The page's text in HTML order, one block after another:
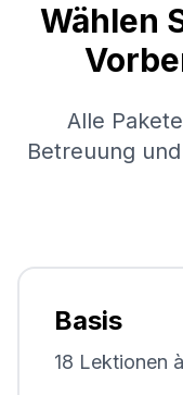
Wählen
Alle
Betreuung
Basis
18 Lektionen